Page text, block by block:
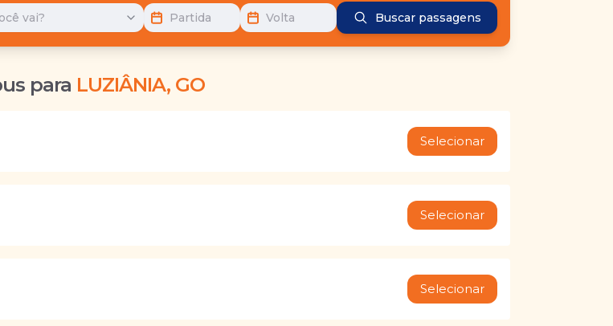
vai? Partida Volta Buscar passagens
para LUZIÂNIA, GO
Selecionar
Selecionar
Selecionar